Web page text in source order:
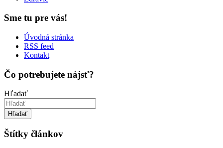
Sme tu pre vás!
Úvodná stránka
RSS feed
Kontakt
Čo potrebujete nájsť?
Hľadať
Hľadať
Štítky článkov